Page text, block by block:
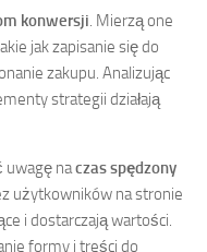
konwersji. Mierzą one
jak zapisanie się do
zakupu. Analizując
strategii działają
uwagę naczas spędzony
użytkowników na stronie
i dostarczają wartości.
formy i treści do